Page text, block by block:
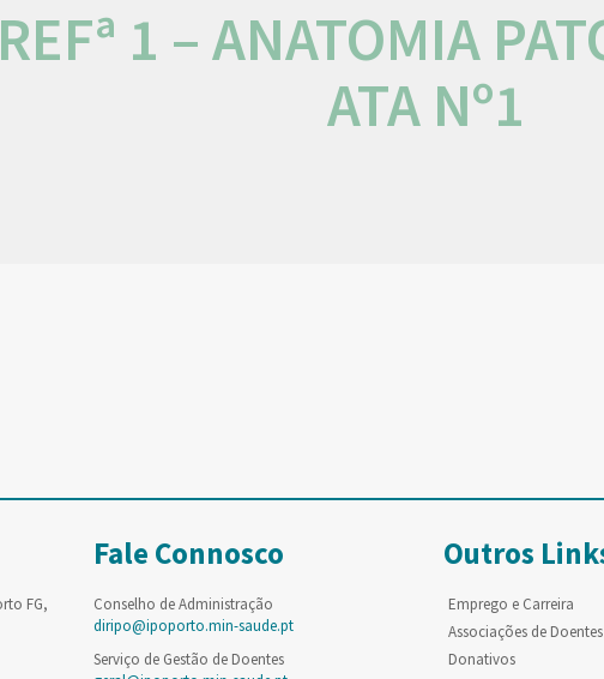
REFª 1 – ANATOMIA
ATA Nº1
FG,
Fale Connosco
Conselho de Administração
diripo@ipoporto.min-saude.pt
Serviço de Gestão de Doentes
Outros
Emprego e Carreira
Associações de Doentes
Donativos